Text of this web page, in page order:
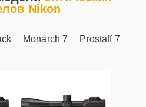
Nikon
Monarch 7 Prostaff 7